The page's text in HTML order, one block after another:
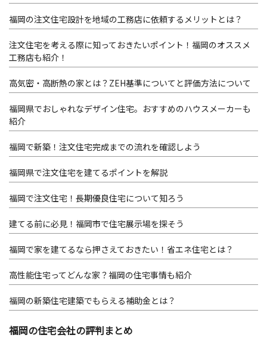
福岡の注文住宅設計を地域の工務店に依頼するメリットとは？
注文住宅を考える際に知っておきたいポイント！福岡のオススメ
工務店も紹介！
高気密・高断熱の家とは？ZEH基準についてと評価方法について
福岡県でおしゃれなデザイン住宅。おすすめのハウスメーカーも
紹介
福岡で新築！注文住宅完成までの流れを確認しよう
福岡県で注文住宅を建てるポイントを解説
福岡で注文住宅！長期優良住宅について知ろう
建てる前に必見！福岡市で住宅展示場を探そう
福岡で家を建てるなら押さえておきたい！省エネ住宅とは？
高性能住宅ってどんな家？福岡の住宅事情も紹介
福岡の新築住宅建築でもらえる補助金とは？
福岡の住宅会社の評判まとめ